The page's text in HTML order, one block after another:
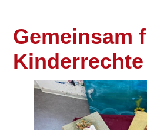
Gemeinsam
Kinderrechte